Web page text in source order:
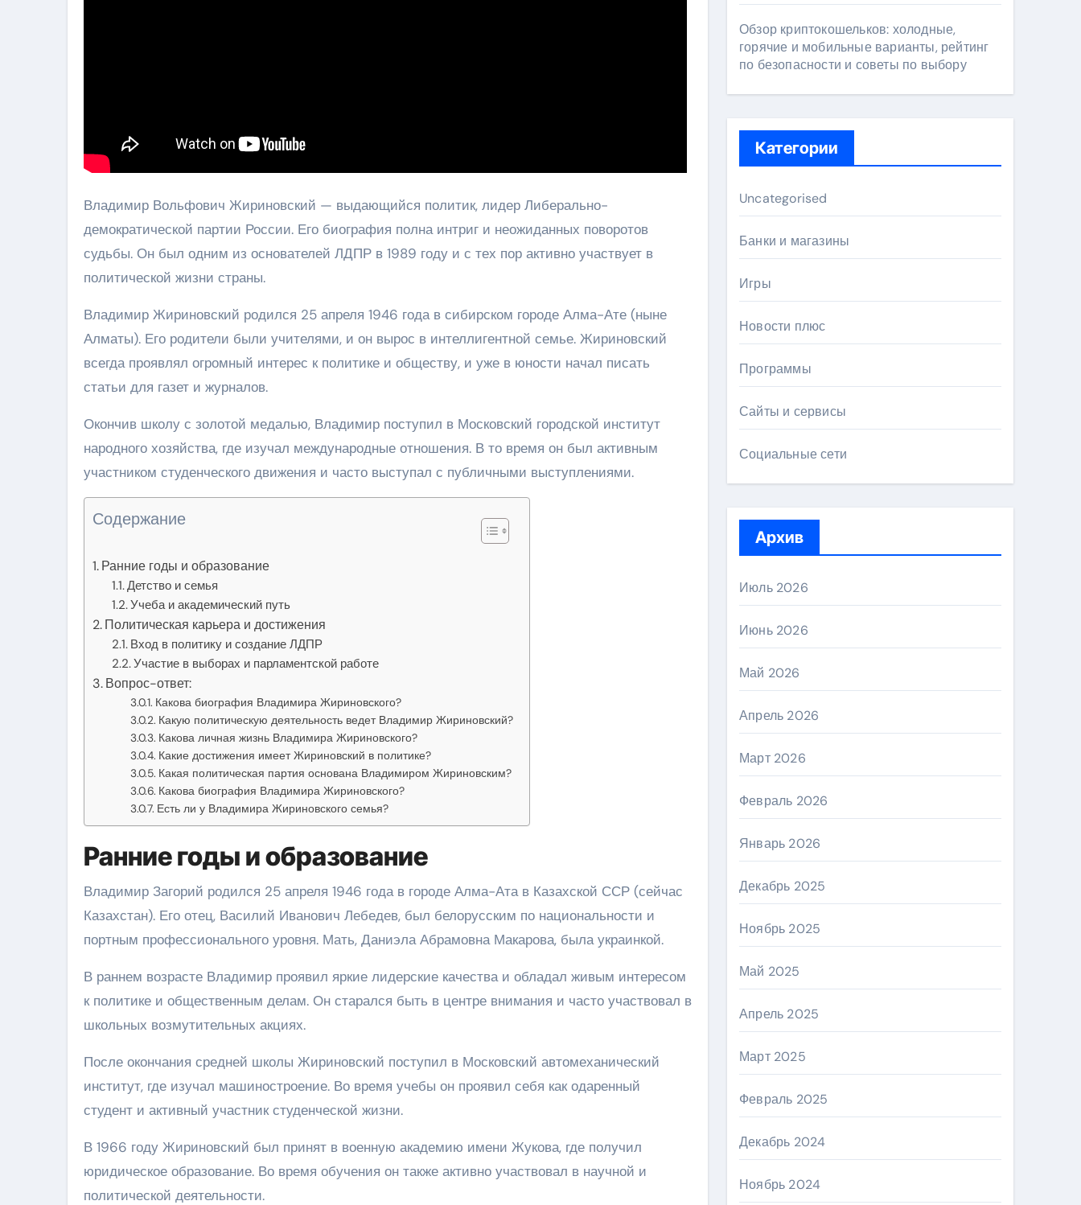
Владимир Вольфович Жириновский — выдающийся политик, лидер Либерально-
демократической партии России. Его биография полна интриг и неожиданных поворотов
судьбы. Он был одним из основателей ЛДПР в 1989 году и с тех пор активно участвует в
политической жизни страны.
Владимир Жириновский родился 25 апреля 1946 года в сибирском городе Алма-Ате (ныне
Алматы). Его родители были учителями, и он вырос в интеллигентной семье. Жириновский
всегда проявлял огромный интерес к политике и обществу, и уже в юности начал писать
статьи для газет и журналов.
Окончив школу с золотой медалью, Владимир поступил в Московский городской институт
народного хозяйства, где изучал международные отношения. В то время он был активным
участником студенческого движения и часто выступал с публичными выступлениями.
Содержание
Ранние годы и образование
Детство и семья
Учеба и академический путь
Политическая карьера и достижения
Вход в политику и создание ЛДПР
Участие в выборах и парламентской работе
Вопрос-ответ:
Какова биография Владимира Жириновского?
Какую политическую деятельность ведет Владимир Жириновский?
Какова личная жизнь Владимира Жириновского?
Какие достижения имеет Жириновский в политике?
Какая политическая партия основана Владимиром Жириновским?
Какова биография Владимира Жириновского?
Есть ли у Владимира Жириновского семья?
Ранние годы и образование
Владимир Загорий родился 25 апреля 1946 года в городе Алма-Ата в Казахской ССР (сейчас
Казахстан). Его отец, Василий Иванович Лебедев, был белорусским по национальности и
портным профессионального уровня. Мать, Даниэла Абрамовна Макарова, была украинкой.
В раннем возрасте Владимир проявил яркие лидерские качества и обладал живым интересом
к политике и общественным делам. Он старался быть в центре внимания и часто участвовал в
школьных возмутительных акциях.
После окончания средней школы Жириновский поступил в Московский автомеханический
институт, где изучал машиностроение. Во время учебы он проявил себя как одаренный
студент и активный участник студенческой жизни.
В 1966 году Жириновский был принят в военную академию имени Жукова, где получил
юридическое образование. Во время обучения он также активно участвовал в научной и
политической деятельности.
Обзор криптокошельков: холодные,
горячие и мобильные варианты, рейтинг
по безопасности и советы по выбору
Категории
Uncategorised
Банки и магазины
Игры
Новости плюс
Программы
Сайты и сервисы
Социальные сети
Архив
Июль 2026
Июнь 2026
Май 2026
Апрель 2026
Март 2026
Февраль 2026
Январь 2026
Декабрь 2025
Ноябрь 2025
Май 2025
Апрель 2025
Март 2025
Февраль 2025
Декабрь 2024
Ноябрь 2024